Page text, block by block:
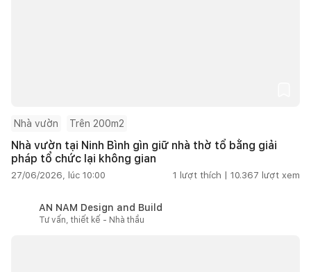
Nhà vườn Trên 200m2
Nhà vườn tại Ninh Bình gìn giữ nhà thờ tổ bằng giải
pháp tổ chức lại không gian
27/06/2026, lúc 10:00 1 lượt thích | 10.367 lượt xem
AN NAM Design and Build
Tư vấn, thiết kế - Nhà thầu